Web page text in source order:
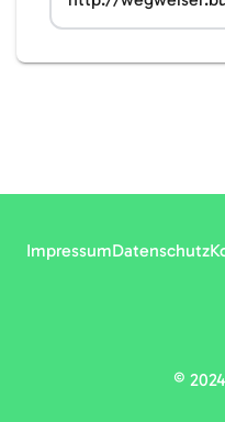
ImpressumDatenschutz
© 2024